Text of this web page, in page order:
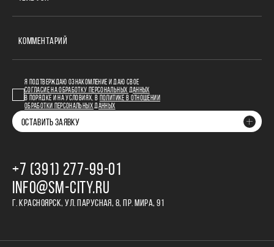
КОММЕНТАРИЙ
Я ПОДТВЕРЖДАЮ ОЗНАКОМЛЕНИЕ И ДАЮ СВОЕ
СОГЛАСИЕ НА ОБРАБОТКУ ПЕРСОНАЛЬНЫХ ДАННЫХ
В ПОРЯДКЕ И НА УСЛОВИЯХ, В
ПОЛИТИКЕ В ОТНОШЕНИИ
ОБРАБОТКИ ПЕРСОНАЛЬНЫХ ДАННЫХ
ОСТАВИТЬ ЗАЯВКУ
+7 (391) 277‒99‒01
INFO@SM-CITY.RU
Г. КРАСНОЯРСК, УЛ. ПАРУСНАЯ, 8, ПР. МИРА, 91